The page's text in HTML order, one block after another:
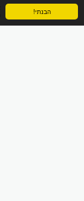
הבנתי!